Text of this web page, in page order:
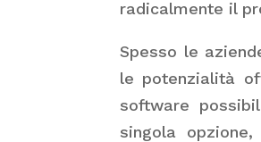
radicalmente il
Spesso le
le potenzialità
software
singola